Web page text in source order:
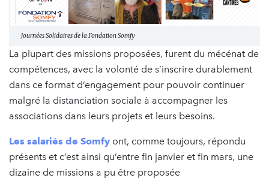
Journées Solidaires de la Fondation Somfy
La plupart des missions proposées, furent du mécénat de
compétences, avec la volonté de s’inscrire durablement
dans ce format d’engagement pour pouvoir continuer
malgré la distanciation sociale à accompagner les
associations dans leurs projets et leurs besoins.
Les salariés de Somfy ont, comme toujours, répondu
présents et c’est ainsi qu’entre fin janvier et fin mars, une
dizaine de missions a pu être proposée